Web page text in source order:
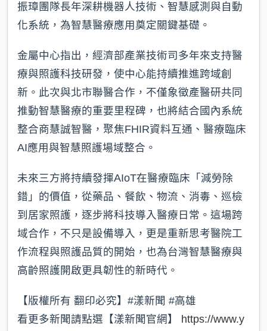
振璋團隊長年深耕機器人技術、智慧感測與自動
化系統，為智慧醫療應用奠定關鍵基礎。
金屬中心指出，經濟部產業技術司多年來支持醫
療與照護科技研發，使中心能持續推進跨域創
新。此次與北市聯醫合作，不僅象徵產醫研共同
推動智慧醫療的重要里程碑，也將結合國內系統
整合商慧誠智醫，聚焦FHIR資料互通、醫療臨床
AI應用與智慧照護場域整合。
未來三方將持續發揮AIoT在醫療臨床「減勞除
錯」的價值，從藥品、餐飲、物流、消毒、巡檢
到居家照護，逐步將科技導入醫療日常。這場跨
域合作，不只是設備導入，更是重新思考醫院工
作流程與照護品質的開始，也為台灣智慧醫療與
高齡照護開啟更具韌性的新時代。
【版權所有 翻印必究】#漾新聞 #高雄
看更多新聞請點選【漾新聞官網】 https://www.y